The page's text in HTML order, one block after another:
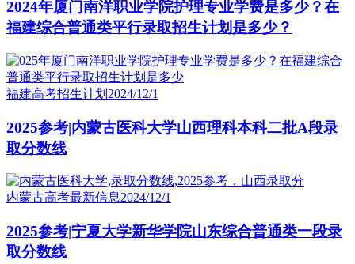
2024年厦门南洋职业学院护理专业学费是多少？在
福建综合普通类平行录取招生计划是多少？
福建高考招生计划 2024/12/1
2025参考|内蒙古医科大学山西理科本科二批A段录
取分数线
内蒙古高考最新信息2024/12/1
2025参考|宁夏大学新华学院山东综合普通类一段录
取分数线